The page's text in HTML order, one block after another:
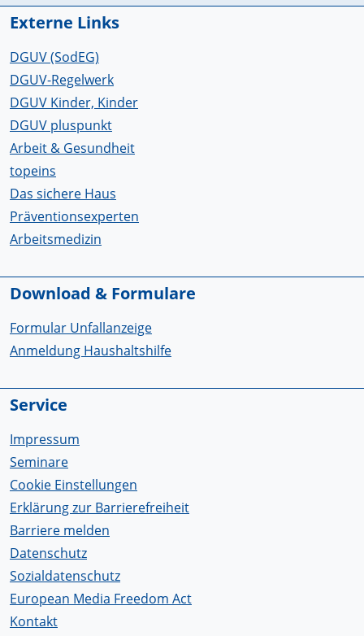
Externe Links
DGUV (SodEG)
DGUV-Regelwerk
DGUV Kinder, Kinder
DGUV pluspunkt
Arbeit & Gesundheit
topeins
Das sichere Haus
Präventionsexperten
Arbeitsmedizin
Download & Formulare
Formular Unfallanzeige
Anmeldung Haushaltshilfe
Service
Impressum
Seminare
Cookie Einstellungen
Erklärung zur Barrierefreiheit
Barriere melden
Datenschutz
Sozialdatenschutz
European Media Freedom Act
Kontakt